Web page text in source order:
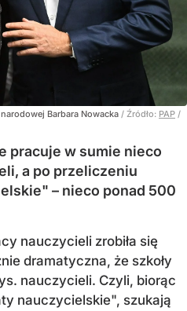
Barbara Nowacka / Źródło: PAP /
pracuje w sumie nieco
a po przeliczeniu
– nieco ponad 500
nauczycieli zrobiła się
dramatyczna, że szkoły
nauczycieli. Czyli, biorąc
nauczycielskie", szukają